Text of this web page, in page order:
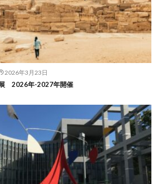
2026年3月23日
2026年-2027年開催